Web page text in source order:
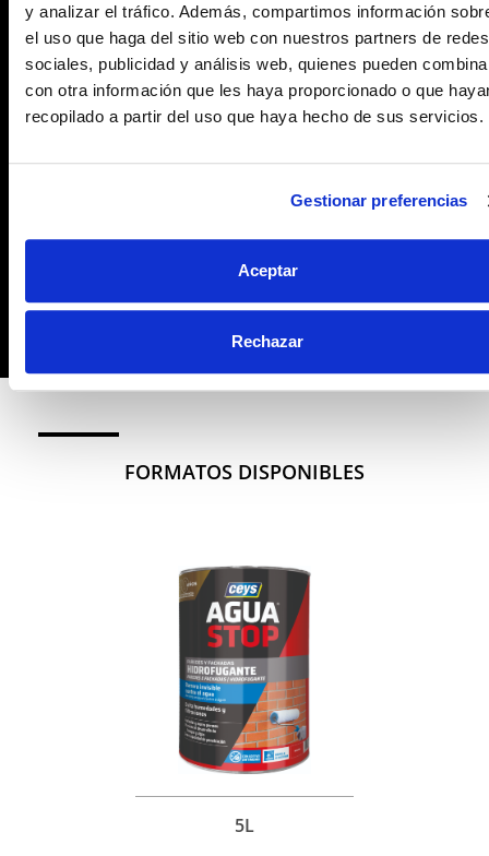
y analizar el tráfico. Además, compartimos información
el uso que haga del sitio web con nuestros partners de redes
sociales, publicidad y análisis web, quienes pueden
con otra información que les haya proporcionado o que
recopilado a partir del uso que haya hecho de sus servicios.
Gestionar preferencias
Aceptar
Rechazar
Aplicación del producto:
Aplicar con rodillo, pistola a baja presión (de
Una vez aplicado, en superficies exteriores,
FORMATOS DISPONIBLES
5L